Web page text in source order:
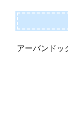
アーバンドッ